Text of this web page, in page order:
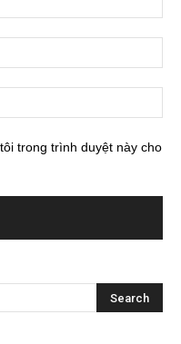
trong trình duyệt này cho